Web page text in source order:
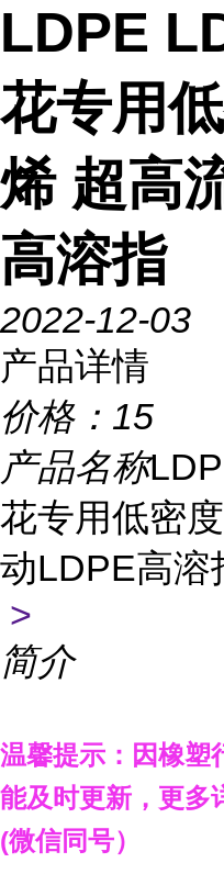
LDPE
花专用
烯 超高
高溶指
2022-12-03
产品详情
价格： 15
产品名称
花专用低密
动LDPE高溶
>
简介
温馨提示：因橡塑
能及时更新，更多
(微信同号）